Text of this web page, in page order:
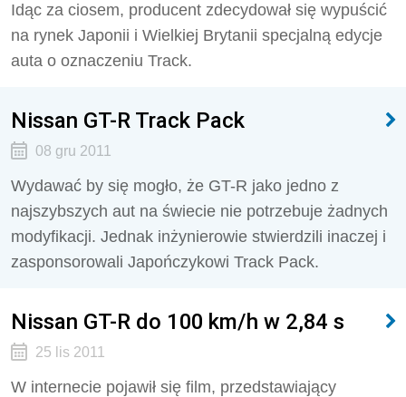
Idąc za ciosem, producent zdecydował się wypuścić
na rynek Japonii i Wielkiej Brytanii specjalną edycje
auta o oznaczeniu Track.
Nissan GT-R Track Pack
08 gru 2011
Wydawać by się mogło, że GT-R jako jedno z
najszybszych aut na świecie nie potrzebuje żadnych
modyfikacji. Jednak inżynierowie stwierdzili inaczej i
zasponsorowali Japończykowi Track Pack.
Nissan GT-R do 100 km/h w 2,84 s
25 lis 2011
W internecie pojawił się film, przedstawiający